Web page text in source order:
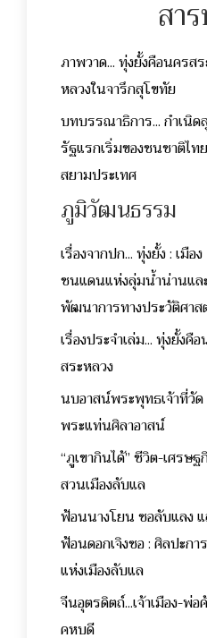
สา
ภาพวาด... ทุ่งยั้งคือนครส
หลวงในจารึกสุโขทัย
บทบรรณาธิการ... กำเนิด
รัฐแรกเริ่มของชนชาติไท
สยามประเทศ
ภูมิวัฒนธรรม
เรื่องจากปก... ทุ่งยั้ง : เมือง
ชนแดนแห่งลุ่มน้ำน่านแล
พัฒนาการทางประวัติศา
เรื่องประจำเล่ม... ทุ่งยั้งคื
สระหลวง
นบอาสน์พระพุทธเจ้าที่วัด
พระแท่นศิลาอาสน์
“ภูเขากินได้” ชีวิต-เศรษฐ
สวนเมืองลับแล
ฟ้อนนางโยน ซอลับแลง
ฟ้อนดอกเจิงซอ : ศิลปะกา
แห่งเมืองลับแล
จีนอุตรดิตถ์...เจ้าเมือง-พ่อ
คหบดี